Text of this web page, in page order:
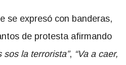
se expresó con banderas,
de protesta afirmando
sos la terrorista”, “Va a caer,